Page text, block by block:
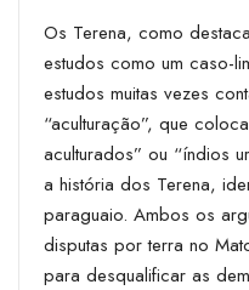
Os Terena, como
estudos como um caso-
estudos muitas vezes
“aculturação”, que
aculturados” ou “índios
a história dos Terena,
paraguaio. Ambos os
disputas por terra no
para desqualificar as